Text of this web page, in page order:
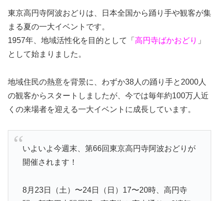
東京高円寺阿波おどりは、日本全国から踊り手や観客が集
まる夏の一大イベントです。
1957年、地域活性化を目的として「 高円寺ばかおどり 」
として始まりました。
地域住民の熱意を背景に、わずか38人の踊り手と2000人
の観客からスタートしましたが、今では毎年約100万人近
くの来場者を迎える一大イベントに成長しています。
いよいよ今週末、第66回東京高円寺阿波おどりが
開催されます！
8月23日（土）〜24日（日）17〜20時、高円寺